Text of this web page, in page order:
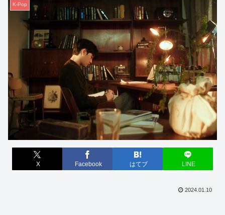
K-Pop
X Facebook はてブ LINE
2024.01.10